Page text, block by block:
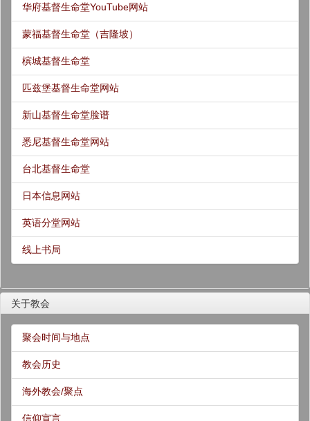
华府基督生命堂YouTube网站
蒙福基督生命堂（吉隆坡）
槟城基督生命堂
匹兹堡基督生命堂网站
新山基督生命堂脸谱
悉尼基督生命堂网站
台北基督生命堂
日本信息网站
英语分堂网站
线上书局
关于教会
聚会时间与地点
教会历史
海外教会/聚点
信仰宣言